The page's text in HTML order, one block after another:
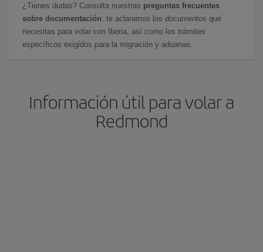
¿Tienes dudas? Consulta nuestras preguntas frecuentes
sobre documentación: te aclaramos los documentos que
necesitas para volar con Iberia, así como los trámites
específicos exigidos para la migración y aduanas.
Información útil para volar a
Redmond